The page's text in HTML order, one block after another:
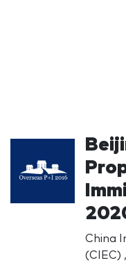
China
(CIEC)